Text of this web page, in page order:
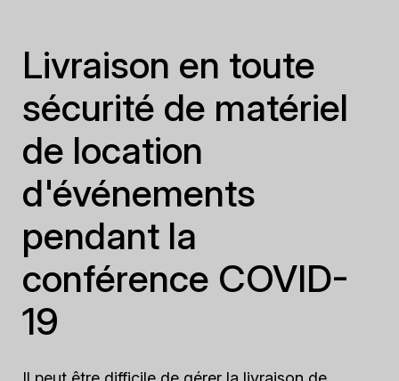
Livraison en toute
sécurité de matériel
de location
d'événements
pendant la
conférence COVID-
19